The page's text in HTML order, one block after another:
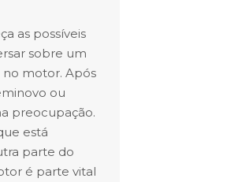
as possíveis
sobre um
motor. Após
ou
preocupação.
está
parte do
é parte vital